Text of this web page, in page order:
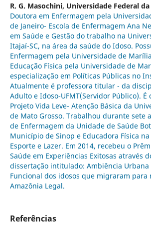
R. G. Masochini, Universidade Federal
Doutora em Enfermagem pela
de Janeiro- Escola de Enfermagem Ana
em Saúde e Gestão do trabalho na
Itajaí-SC, na área da saúde do Idoso.
Enfermagem pela Universidade de
Educação Física pela Universidade de
especialização em Políticas Públicas no
Atualmente é professora titular - da
Adulto e Idoso-UFMT(Servidor Público).
Projeto Vida Leve- Atenção Básica da
de Mato Grosso. Trabalhou durante sete
de Enfermagem da Unidade de Saúde
Município de Sinop e Educadora Física
Esporte e Lazer. Em 2014, recebeu o
Saúde em Experiências Exitosas através
dissertação intitulado: Ambiência Urbana
Funcional dos idosos que migraram para
Amazônia Legal.
Referências